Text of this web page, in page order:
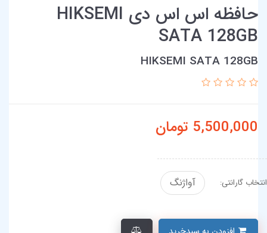
حافظه اس اس دی HIKSEMI
SATA 128GB
HIKSEMI SATA 128GB
5,500,000 تومان
انتخاب گارانتی: آواژنگ